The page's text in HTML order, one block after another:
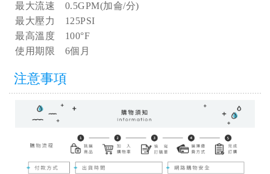
最大流速 0.5GPM(加侖/分)
最大壓力 125PSI
最高溫度 100°F
使用期限 6個月
注意事項